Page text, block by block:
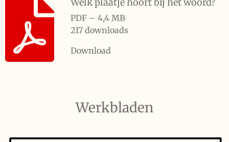
PDF – 4,4 MB
217 downloads
Download
Werkbladen